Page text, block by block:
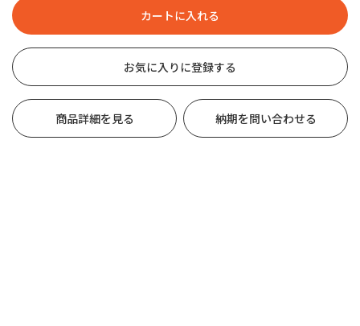
お気に入りに登録する
商品詳細を見る 納期を問い合わせる